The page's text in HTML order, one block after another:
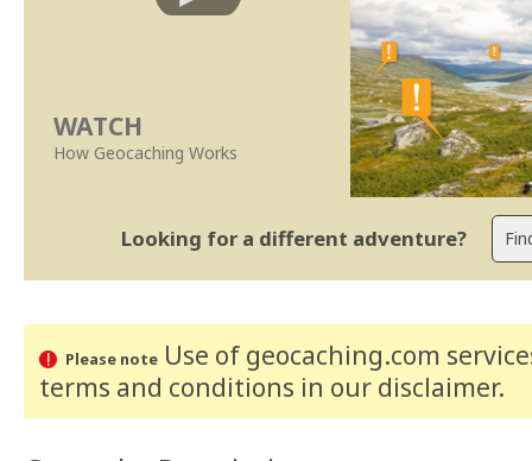
WATCH
How Geocaching Works
Looking for a different adventure?
Please noteUse of geocaching.com
terms and conditions in our disclaimer.